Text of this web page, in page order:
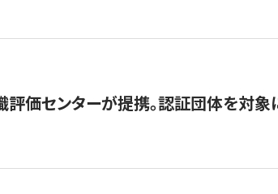
価センターが提携。認証団体を対象